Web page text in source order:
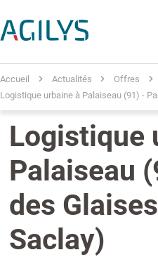
Accueil Actualités
Offres
Logistique urbaine à Palaiseau (91) -
Logistique
Palaiseau
des
Saclay)